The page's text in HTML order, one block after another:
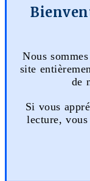
Nous
site
de
Si vous
lecture,